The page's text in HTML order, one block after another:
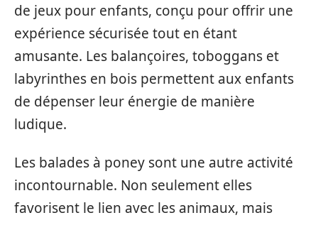
de jeux pour enfants, conçu pour offrir une
expérience sécurisée tout en étant
amusante. Les balançoires, toboggans et
labyrinthes en bois permettent aux enfants
de dépenser leur énergie de manière
ludique.
Les balades à poney sont une autre activité
incontournable. Non seulement elles
favorisent le lien avec les animaux, mais